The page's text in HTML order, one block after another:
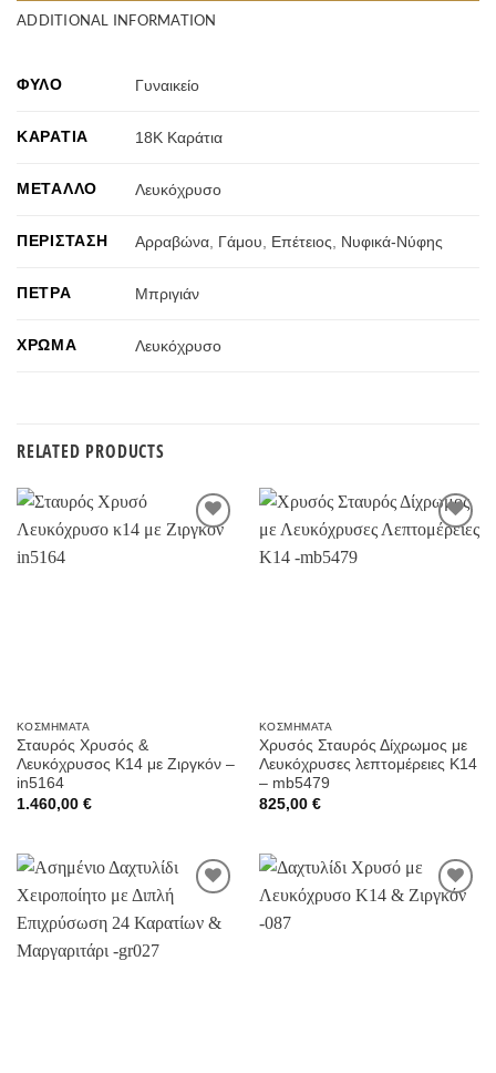
ADDITIONAL INFORMATION
ΦΎΛΟ Γυναικείο
ΚΑΡΆΤΙΑ 18Κ Καράτια
ΜΈΤΑΛΛΟ Λευκόχρυσο
ΠΕΡΊΣΤΑΣΗ Αρραβώνα Γάμου Επέτειος Νυφικά-Νύφης
ΠΈΤΡΑ Μπριγιάν
ΧΡΏΜΑ Λευκόχρυσο
RELATED PRODUCTS
Προσθήκη
ΚΟΣΜΉΜΑΤΑ
Σταυρός Χρυσός &
Λευκόχρυσος K14 με Ζιργκόν –
in5164
1.460,00 €
Προσθήκη
ΚΟΣΜΉΜΑΤΑ
Χρυσός Σταυρός Δίχρωμος με
Λευκόχρυσες λεπτομέρειες K14
– mb5479
825,00 €
στην